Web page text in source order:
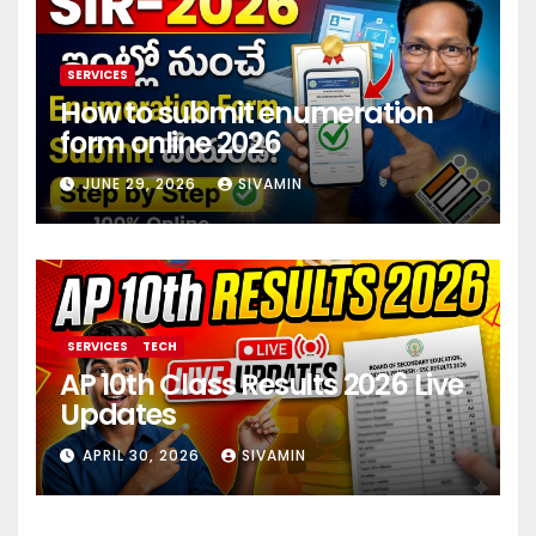
SERVICES
How to submit enumeration
form online 2026
JUNE 29, 2026 SIVAMIN
SERVICES TECH
AP 10th Class Results 2026 Live
Updates
APRIL 30, 2026 SIVAMIN